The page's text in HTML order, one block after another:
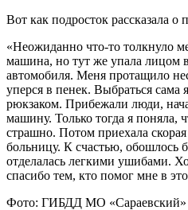
Вот как подросток рассказала
«Неожиданно что-то толкнуло
машина, но тут же упала лицом
автомобиля. Меня протащило
уперся в пенек. Выбраться сама
рюкзаком. Прибежали люди,
машину. Только тогда я поняла,
страшно. Потом приехала
больницу. К счастью, обошлось
отделалась легкими ушибами.
спасибо тем, кто помог мне в
Фото: ГИБДД МО «Сараевский»